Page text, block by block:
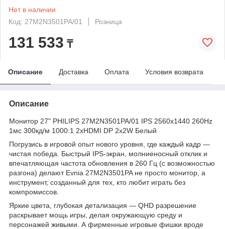
Нет в наличии
Код: 27M2N3501PA/01
Розница
131 533 ₸
Описание Доставка Оплата Условия возврата
Описание
Монитор 27" PHILIPS 27M2N3501PA/01 IPS 2560x1440 260Hz
1мс 300кд/м 1000:1 2xHDMI DP 2x2W Белый
Погрузись в игровой опыт нового уровня, где каждый кадр —
чистая победа. Быстрый IPS-экран, молниеносный отклик и
впечатляющая частота обновления в 260 Гц (с возможностью
разгона) делают Evnia 27M2N3501PA не просто монитор, а
инструмент, созданный для тех, кто любит играть без
компромиссов.
Яркие цвета, глубокая детализация — QHD разрешение
раскрывает мощь игры, делая окружающую среду и
персонажей живыми. А фирменные игровые фишки вроде